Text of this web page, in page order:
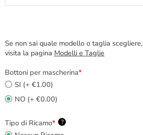
Se non sai quale modello o taglia scegliere,
visita la pagina Modelli e Taglie
Bottoni per mascherina*
SI (+ €1.00)
NO (+ €0.00)
Tipo di Ricamo* ?